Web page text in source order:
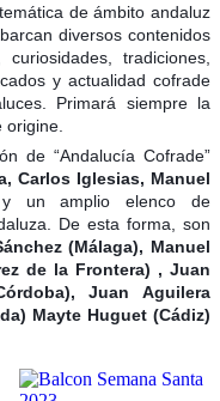
de ámbito andaluz
diversos contenidos
tradiciones,
y actualidad cofrade
Primará siempre la
de “Andalucía Cofrade”
Carlos Iglesias, Manuel
un amplio elenco de
De esta forma, son
(Málaga), Manuel
de la Frontera) , Juan
Juan Aguilera
Mayte Huguet (Cádiz)